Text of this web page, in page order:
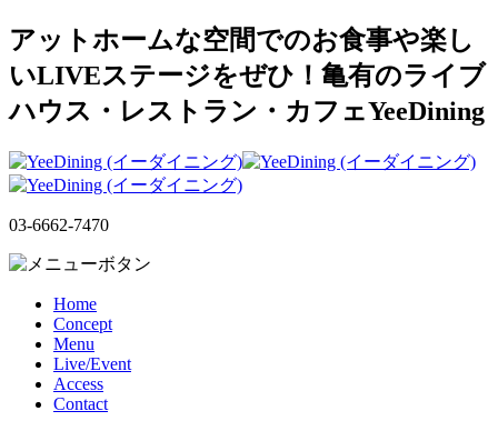
アットホームな空間でのお食事や楽し
いLIVEステージをぜひ！亀有のライブ
ハウス・レストラン・カフェYeeDining
03-6662-7470
Home
Concept
Menu
Live/Event
Access
Contact